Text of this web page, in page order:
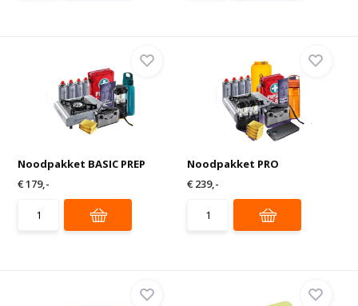
Noodpakket BASIC PREP
€ 179,-
Noodpakket PRO
€ 239,-